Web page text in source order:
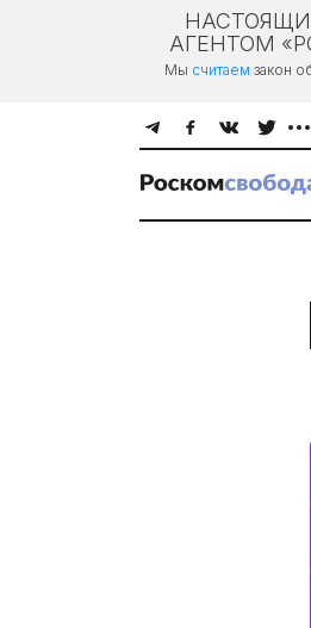
АГЕНТОМ
Мы считаем закон